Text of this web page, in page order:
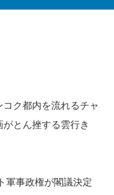
コク都内を流れるチャ
とん挫する雲行き
軍事政権が閣議決定